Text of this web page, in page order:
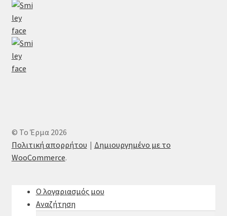
© Το Έρμα 2026
Πολιτική απορρήτου
Δημιουργημένο με το
WooCommerce.
Ο λογαριασμός μου
Αναζήτηση